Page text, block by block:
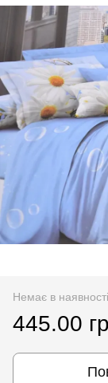
Немає в наявності
445.00